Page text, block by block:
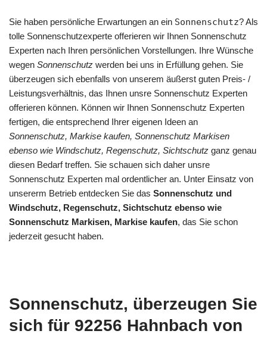
Sie haben persönliche Erwartungen an ein Sonnenschutz? Als
tolle Sonnenschutzexperte offerieren wir Ihnen Sonnenschutz
Experten nach Ihren persönlichen Vorstellungen. Ihre Wünsche
wegen Sonnenschutz werden bei uns in Erfüllung gehen. Sie
überzeugen sich ebenfalls von unserem äußerst guten Preis- /
Leistungsverhältnis, das Ihnen unsre Sonnenschutz Experten
offerieren können. Können wir Ihnen Sonnenschutz Experten
fertigen, die entsprechend Ihrer eigenen Ideen an
Sonnenschutz, Markise kaufen, Sonnenschutz Markisen
ebenso wie Windschutz, Regenschutz, Sichtschutz ganz genau
diesen Bedarf treffen. Sie schauen sich daher unsre
Sonnenschutz Experten mal ordentlicher an. Unter Einsatz von
unsererm Betrieb entdecken Sie das Sonnenschutz und
Windschutz, Regenschutz, Sichtschutz ebenso wie
Sonnenschutz Markisen, Markise kaufen, das Sie schon
jederzeit gesucht haben.
Sonnenschutz, überzeugen Sie
sich für 92256 Hahnbach von